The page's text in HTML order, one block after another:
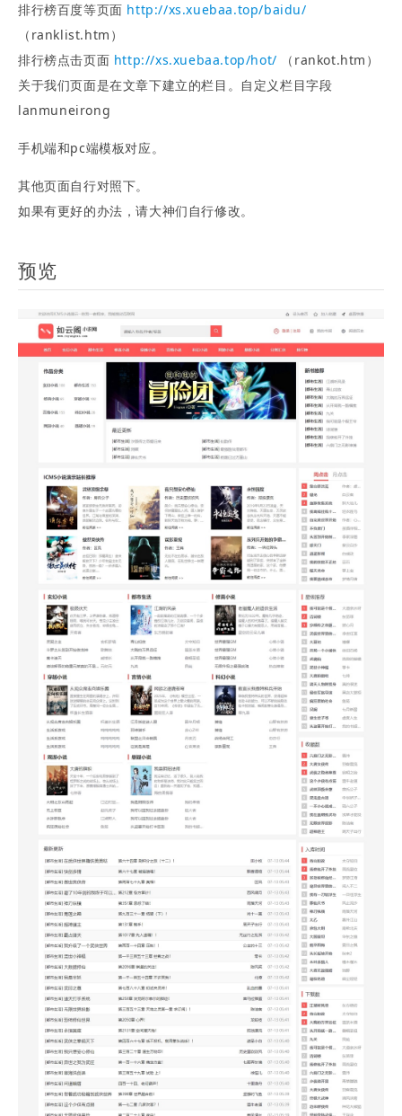
排行榜百度等页面 http://xs.xuebaa.top/baidu/
（ranklist.htm）
排行榜点击页面 http://xs.xuebaa.top/hot/ （rankot.htm）
关于我们页面是在文章下建立的栏目。自定义栏目字段
lanmuneirong
手机端和pc端模板对应。
其他页面自行对照下。
如果有更好的办法，请大神们自行修改。
预览